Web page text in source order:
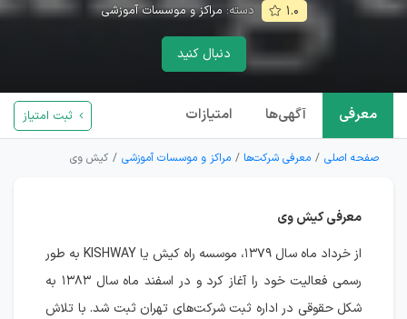
۱.۰ دسته:مراکز و موسسات آموزشی
دنبال کنید
معرفی آگهی‌ها امتیازات ثبت امتیاز
صفحه اصلی معرفی شرکت‌ها مراکز و موسسات آموزشی کیش وی
معرفی کیش وی
از خرداد ماه سال ۱۳۷۹، موسسه راه کیش یا KISHWAY به طور
رسمی فعالیت خود را آغاز کرد و در اسفند ماه سال ۱۳۸۳ به
شکل حقوقی در اداره ثبت شرکت‌های تهران ثبت شد. با تلاش